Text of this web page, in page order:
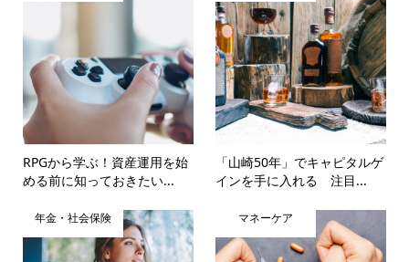
RPGから学ぶ！資産運用を始
める前に知っておきたい...
「山崎50年」でキャピタルゲ
インを手に入れる 注目...
年金・社会保険 マネーケア